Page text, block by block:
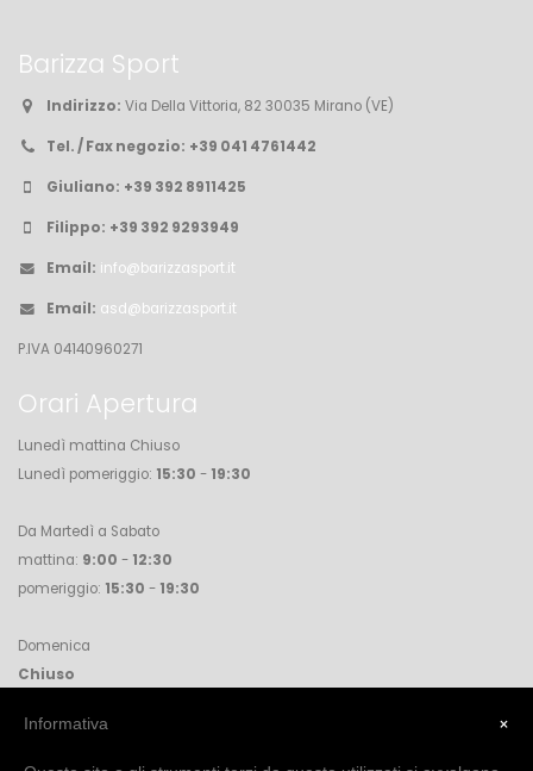
Barizza Sport
Indirizzo: Via Della Vittoria, 82 30035 Mirano (VE)
Tel. / Fax negozio: +39 041 4761442
Giuliano: +39 392 8911425
Filippo: +39 392 9293949
Email: info@barizzasport.it
Email: asd@barizzasport.it
P.IVA 04140960271
Orari Apertura
Lunedì mattina Chiuso
Lunedì pomeriggio: 15:30 - 19:30
Da Martedì a Sabato
mattina: 9:00 - 12:30
pomeriggio: 15:30 - 19:30
Domenica
Chiuso
×
Informativa